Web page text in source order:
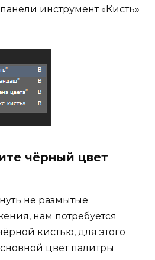
инструмент «Кисть»
чёрный цвет
не размытые
нам потребуется
кистью, для этого
цвет палитры